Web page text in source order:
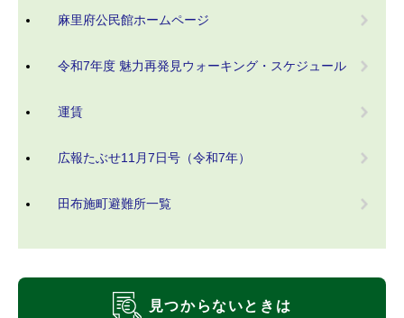
麻里府公民館ホームページ
令和7年度 魅力再発見ウォーキング・スケジュール
運賃
広報たぶせ11月7日号（令和7年）
田布施町避難所一覧
見つからないときは